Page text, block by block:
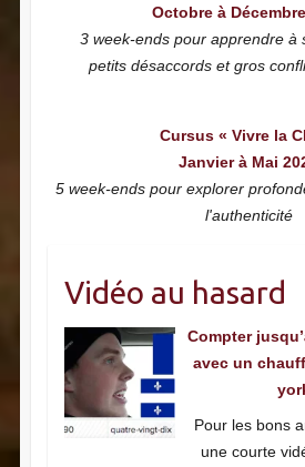
Octobre à
3 week-ends pour apprendre à
petits désaccords et gros
Cursus « Vivre la
Janvier à Mai
5 week-ends pour explorer
l'authenticité
Vidéo au hasard
Compter
avec un
Pour les bons
une courte